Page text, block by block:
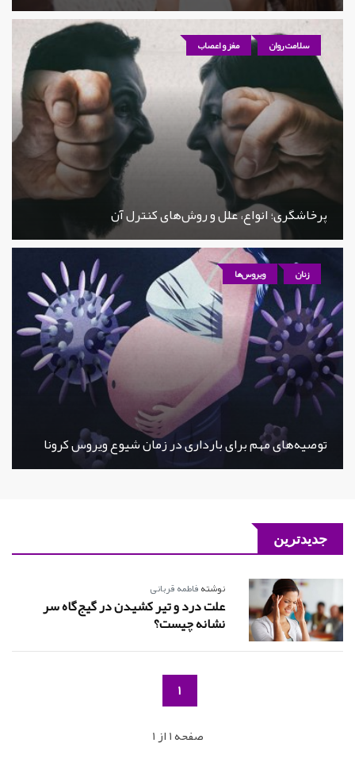
سلامت روان مغز و اعصاب
پرخاشگری؛ انواع، علل و روش‌های کنترل آن
زنان ویروس‌ها
توصیه‌های مهم برای بارداری در زمان شیوع ویروس کرونا
جدیدترین
نوشتهفاطمه قربانی
علت درد و تیر کشیدن در گیج‌گاه سر
نشانه چیست؟
1
صفحه 1 از 1